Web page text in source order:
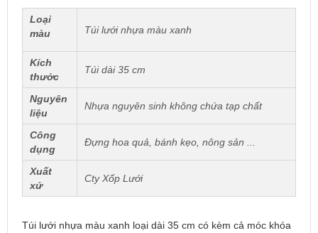
Loại
màu
Túi lưới nhựa màu xanh
Kích
thước
Túi dài 35 cm
Nguyên
liệu
Nhựa nguyên sinh không chứa tạp chất
Công
dụng
Đựng hoa quả, bánh kẹo, nông sản ...
Xuất
xứ
Cty Xốp Lưới
Túi lưới nhựa màu xanh loại dài 35 cm có kèm cả móc khóa